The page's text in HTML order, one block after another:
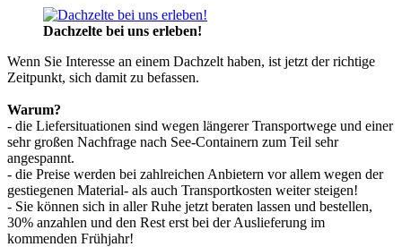
Dachzelte bei uns erleben!
Wenn Sie Interesse an einem Dachzelt haben, ist jetzt der richtige
Zeitpunkt, sich damit zu befassen.
Warum?
- die Liefersituationen sind wegen längerer Transportwege und einer
sehr großen Nachfrage nach See-Containern zum Teil sehr
angespannt.
- die Preise werden bei zahlreichen Anbietern vor allem wegen der
gestiegenen Material- als auch Transportkosten weiter steigen!
- Sie können sich in aller Ruhe jetzt beraten lassen und bestellen,
30% anzahlen und den Rest erst bei der Auslieferung im
kommenden Frühjahr!